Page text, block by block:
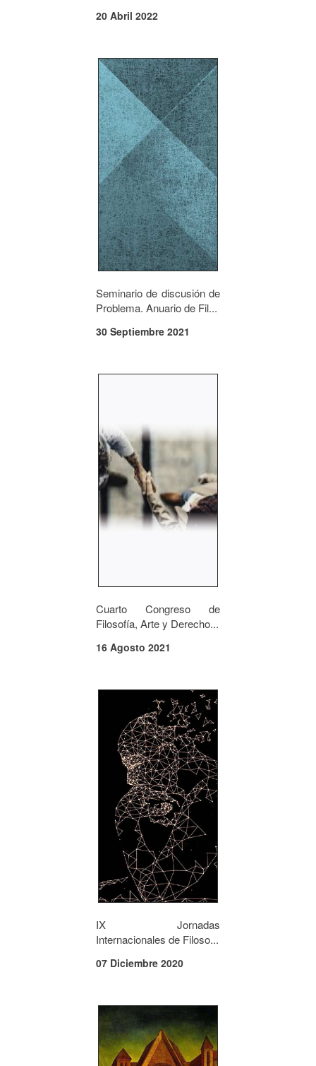
20 Abril 2022
Seminario de discusión de
Problema. Anuario de Fil...
30 Septiembre 2021
Cuarto Congreso de
Filosofía, Arte y Derecho...
16 Agosto 2021
IX Jornadas
Internacionales de Filoso...
07 Diciembre 2020